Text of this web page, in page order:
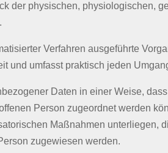
der physischen, physiologischen,
Verfahren ausgeführte
und umfasst praktisch jeden
Daten in einer Weise,
Person zugeordnet werden
Maßnahmen unterliegen,
zugewiesen werden.